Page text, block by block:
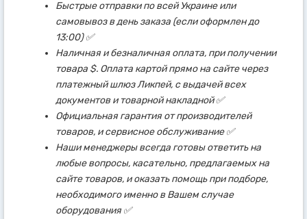
Быстрые отправки по всей Украине или
самовывоз в день заказа (если оформлен до
13:00) ✅
Наличная и безналичная оплата, при получении
товара $. Оплата картой прямо на сайте через
платежный шлюз Ликпей, с выдачей всех
документов и товарной накладной ✅
Официальная гарантия от производителей
товаров, и сервисное обслуживание ✅
Наши менеджеры всегда готовы ответить на
любые вопросы, касательно, предлагаемых на
сайте товаров, и оказать помощь при подборе,
необходимого именно в Вашем случае
оборудования ✅